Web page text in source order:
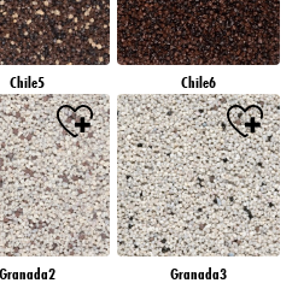
Chile5 Chile6
Granada2 Granada3